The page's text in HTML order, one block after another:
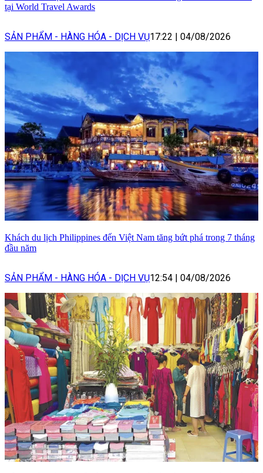
tại World Travel Awards
SẢN PHẨM - HÀNG HÓA - DỊCH VỤ17:22 04/08/2026
Khách du lịch Philippines đến Việt Nam tăng bứt phá trong 7 tháng
đầu năm
SẢN PHẨM - HÀNG HÓA - DỊCH VỤ12:54 04/08/2026